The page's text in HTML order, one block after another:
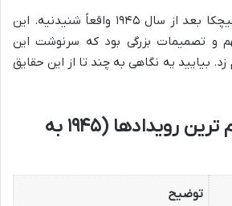
داستان معدن نمک ویلیچکا بعد از سال ۱۹۴۵ واقعاً شنیدنیه. این
و تصمیمات بزرگی بود که سرنوشت این
زد. بیایید یه نگاهی به چند تا از این حقایق
جدول زمانی مهم ترین رویدادها (۱۹۴۵ به
توضیح